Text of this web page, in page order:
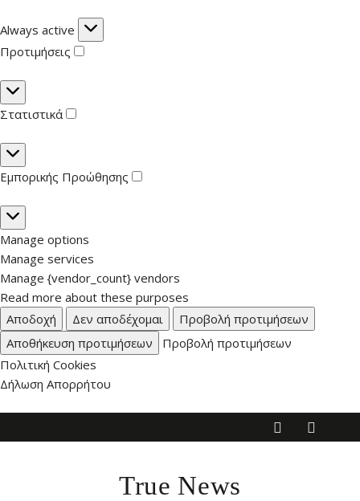
Always active
Προτιμήσεις
Προτιμήσεις
Στατιστικά
Στατιστικά
Εμπορικής Προώθησης
Εμπορικής
Προώθησης
Manage options
Manage services
Manage {vendor_count} vendors
Read more about these purposes
Αποδοχή
Δεν αποδέχομαι
Προβολή προτιμήσεων
Αποθήκευση προτιμήσεων
Προβολή προτιμήσεων
Πολιτική Cookies
Δήλωση Απορρήτου
to
True News